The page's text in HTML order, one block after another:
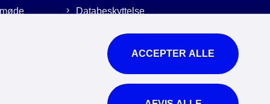
Databeskyttelse
Tilgængelighedserklæring
Brug af kunstig intelligens
For ansatte
ACCEPTER ALLE